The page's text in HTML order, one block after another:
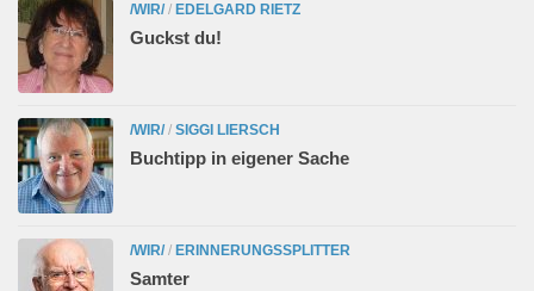
/WIR/ / EDELGARD RIETZ
Guckst du!
/WIR/ / SIGGI LIERSCH
Buchtipp in eigener Sache
/WIR/ / ERINNERUNGSSPLITTER
Samter